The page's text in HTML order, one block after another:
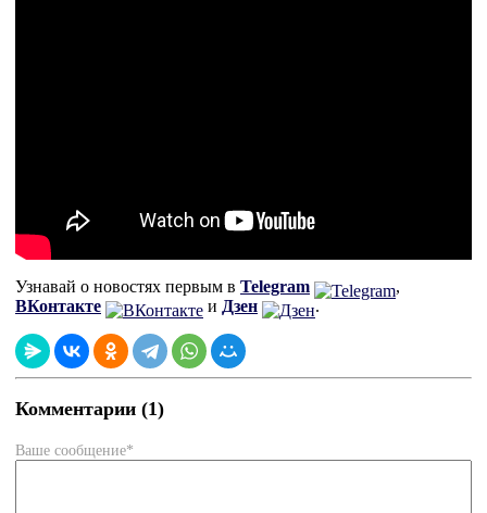
Узнавай о новостях первым в Telegram
,
ВКонтакте
и Дзен .
Комментарии (1)
Ваше сообщение*